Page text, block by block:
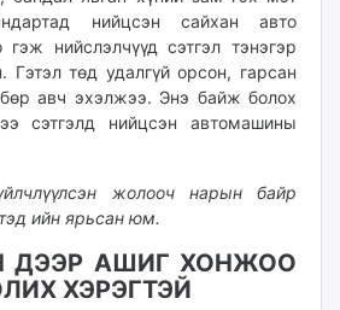
нийцсэн сайхан авто
гэж нийслэлчүүд сэтгэл тэнэгэр
Гэтэл төд удалгүй орсон, гарсан
авч эхэлжээ. Энэ байж болох
сэтгэлд нийцсэн автомашины
жолооч нарын байр
ийн ярьсан юм.
ДЭЭР АШИГ ХОНЖОО
ХЭРЭГТЭЙ